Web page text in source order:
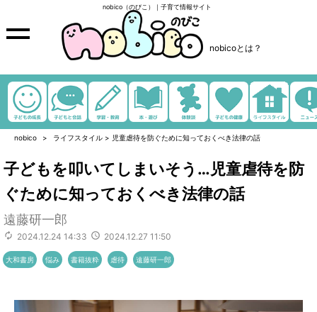
nobico（のびこ）｜子育て情報サイト
nobicoとは？
nobico ライフスタイル > 児童虐待を防ぐために知っておくべき法律の話
子どもを叩いてしまいそう…児童虐待を防
ぐために知っておくべき法律の話
遠藤研一郎
2024.12.24 14:33 2024.12.27 11:50
大和書房 悩み 書籍抜粋 虐待 遠藤研一郎